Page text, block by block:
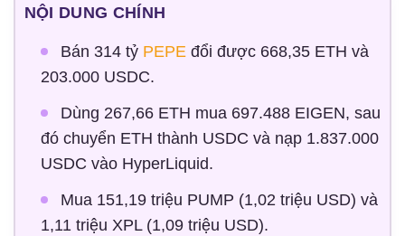
NỘI DUNG CHÍNH
Bán 314 tỷ PEPEđổi được 668,35 ETH và
203.000 USDC.
Dùng 267,66 ETH mua 697.488 EIGEN, sau
đó chuyển ETH thành USDC và nạp 1.837.000
USDC vào HyperLiquid.
Mua 151,19 triệu PUMP (1,02 triệu USD) và
1,11 triệu XPL (1,09 triệu USD).